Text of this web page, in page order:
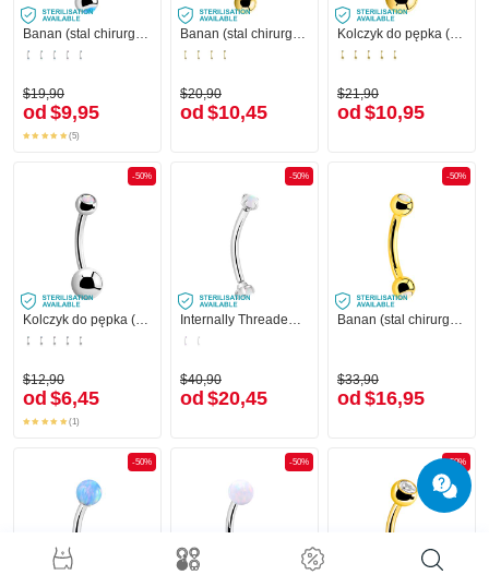
Banan (stal chirurgiczna, srebro, błyszczące wykończenie) z syntetycznym opalem
$19,90
od $9,95
(5)
Banan (stal chirurgiczna, złoto, błyszczące wykończenie) z kulką z klejnotami
$20,90
od $10,45
Kolczyk do pępka (stal chirurgiczna, złoto, błyszczące wykończenie) z kulką z klejnotami
$21,90
od $10,95
-50%
$12,90
od $6,45
(1)
-50%
$40,90
od $20,45
-50%
$33,90
od $16,95
-50% -50% -50%